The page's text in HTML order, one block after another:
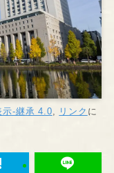
示-継承 4.0 リンク に